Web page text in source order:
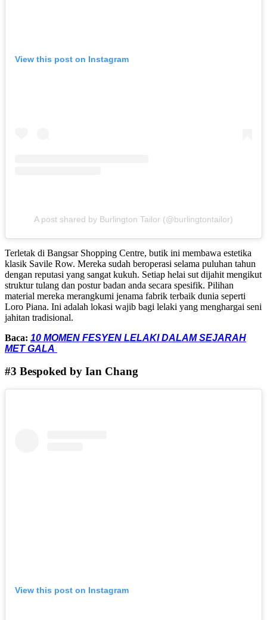
View this post on Instagram
A post shared by Burlington Tailor (@burlingtontailor)
Terletak di Bangsar Shopping Centre, butik ini membawa estetika
klasik Savile Row. Mereka sudah beroperasi selama puluhan tahun
dengan reputasi yang sangat kukuh. Setiap helai sut dijahit mengikut
struktur tulang dan postur badan anda secara spesifik. Pilihan
material mereka merangkumi jenama fabrik terbaik dunia seperti
Loro Piana. Ini adalah lokasi wajib bagi lelaki yang menghargai seni
jahitan tradisional.
Baca: 10 MOMEN FESYEN LELAKI DALAM SEJARAH
MET GALA
#3 Bespoked by Ian Chang
View this post on Instagram